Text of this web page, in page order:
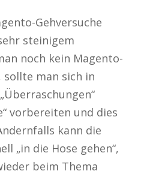
Gehversuche
steinigem
noch kein Magento-
man sich in
vorbereiten und dies
kann die
„in die Hose gehen“,
beim Thema